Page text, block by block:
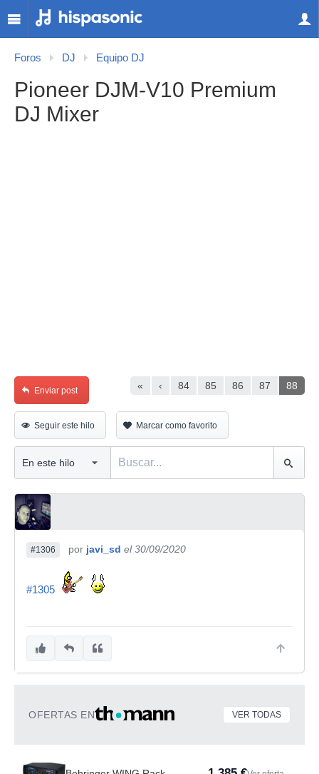
Foros DJ Equipo DJ
Pioneer DJM-V10 Premium
DJ Mixer
« ‹ 84 85 86 87 88
Enviar post
Seguir este hilo Marcar como favorito
#1306 por javi_sd el 30/09/2020
#1305
OFERTAS EN VER TODAS